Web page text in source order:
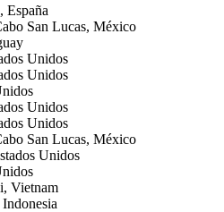
España
San Lucas, México
Unidos
Unidos
Unidos
Unidos
San Lucas, México
Unidos
Vietnam